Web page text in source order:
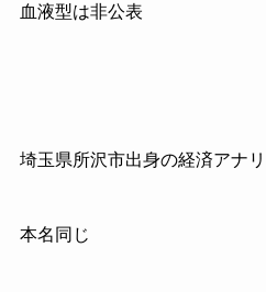
血液型は非公表
埼玉県所沢市出身の経済アナ
本名同じ